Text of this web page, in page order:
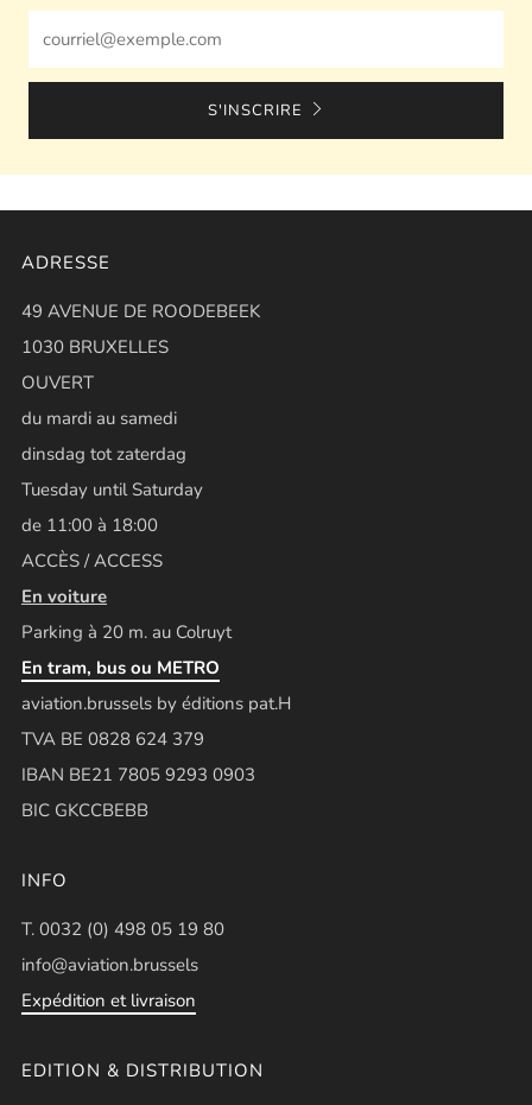
S'INSCRIRE
ADRESSE
49 AVENUE DE ROODEBEEK
1030 BRUXELLES
OUVERT
du mardi au samedi
dinsdag tot zaterdag
Tuesday until Saturday
de 11:00 à 18:00
ACCÈS / ACCESS
En voiture
Parking à 20 m. au Colruyt
En tram, bus ou METRO
aviation.brussels by éditions pat.H
TVA BE 0828 624 379
IBAN BE21 7805 9293 0903
BIC GKCCBEBB
INFO
T. 0032 (0) 498 05 19 80
info@aviation.brussels
Expédition et livraison
EDITION & DISTRIBUTION